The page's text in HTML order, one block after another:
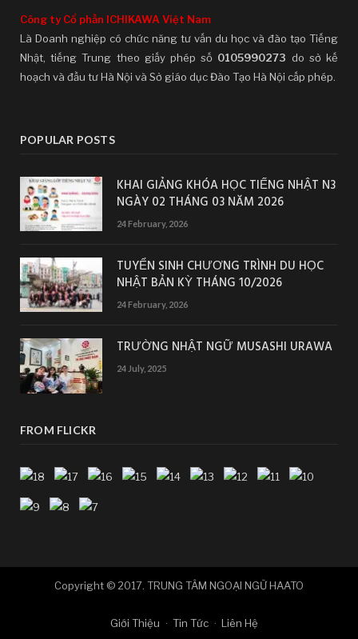
Công ty Cổ phần ICHIKAWA Việt Nam
Là Doanh nghiệp có chức năng tư vấn du học và đào tạo Tiếng
Nhật, tiếng Trung theo giấy phép số 0105990273 do sở kế
hoạch và đầu tư Hà Nội và Sở giáo dục Đào Tạo Hà Nội cấp phép.
POPULAR POSTS
KHAI GIẢNG KHÓA HỌC TIẾNG NHẬT N3
NGÀY 02 THÁNG 03 NĂM 2026
24 February, 2026
TUYỂN SINH CHƯƠNG TRÌNH DU HỌC
NHẬT BẢN KỲ THÁNG 10/2026
24 February, 2026
TRƯỜNG NHẬT NGỮ MUSASHI URAWA
24 July, 2025
FROM FLICKR
Copyright © 2017. TRUNG TÂM NGOẠI NGỮ HAATO
Giới Thiệu Tin Tức Liên Hệ